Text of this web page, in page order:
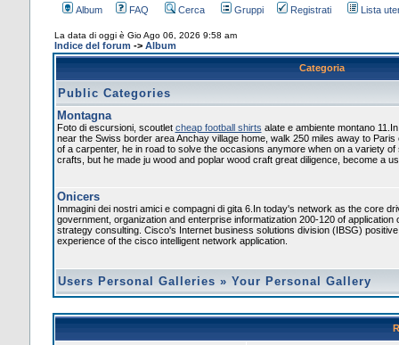
Album FAQ Cerca Gruppi Registrati Lista
La data di oggi è Gio Ago 06, 2026 9:58 am
Indice del forum -> Album
Categoria
Public Categories
Montagna
Foto di escursioni, scoutlet cheap football shirts alate e ambiente montano
near the Swiss border area Anchay village home, walk 250 miles away to
of a carpenter, he in road to solve the occasions anymore when on a variety
crafts, but he made ju wood and poplar wood craft great diligence, become a
Onicers
Immagini dei nostri amici e compagni di gita 6.In today's network as the core
government, organization and enterprise informatization 200-120 of application
strategy consulting. Cisco's Internet business solutions division (IBSG)
experience of the cisco intelligent network application.
Users Personal Galleries » Your Personal Gallery